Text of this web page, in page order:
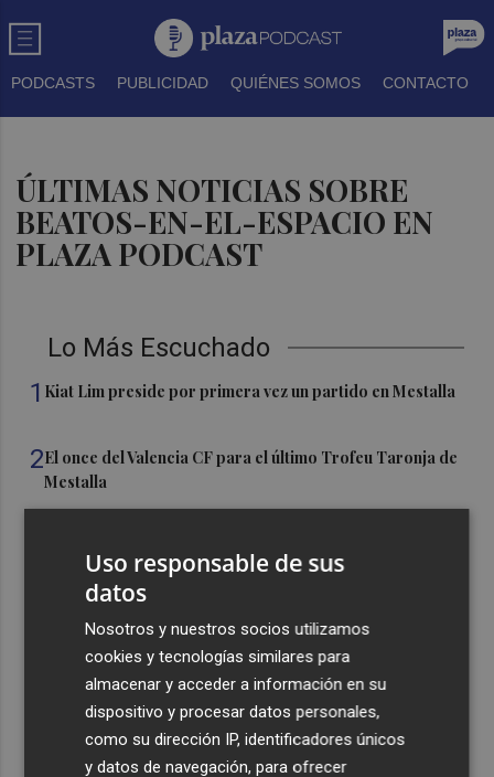
PODCASTS PUBLICIDAD QUIÉNES SOMOS CONTACTO
ÚLTIMAS NOTICIAS SOBRE
BEATOS-EN-EL-ESPACIO EN
PLAZA PODCAST
Lo Más Escuchado
1 Kiat Lim preside por primera vez un partido en Mestalla
2El once del Valencia CF para el último Trofeu Taronja de
Mestalla
el día del eclipse
queremos ver en la Liga”
Ocho helicópteros, un avión y más de 100 brigadas se
movilizan en Moratalla por un incendio forestal
Uso responsable de sus
datos
Nosotros y nuestros socios utilizamos
cookies y tecnologías similares para
almacenar y acceder a información en su
dispositivo y procesar datos personales,
como su dirección IP, identificadores únicos
y datos de navegación, para ofrecer